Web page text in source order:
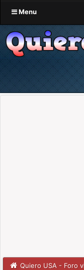
Menu
Quiero USA - Foro